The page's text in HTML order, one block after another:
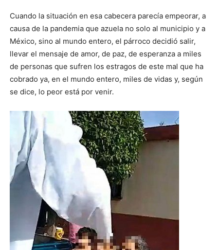
Cuando la situación en esa cabecera parecía empeorar, a
causa de la pandemia que azuela no solo al municipio y a
México, sino al mundo entero, el párroco decidió salir,
llevar el mensaje de amor, de paz, de esperanza a miles
de personas que sufren los estragos de este mal que ha
cobrado ya, en el mundo entero, miles de vidas y, según
se dice, lo peor está por venir.